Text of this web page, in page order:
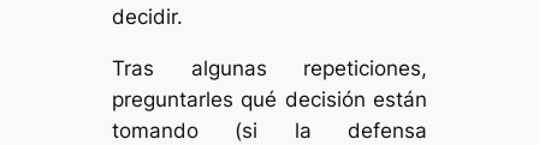
decidir.
Tras algunas repeticiones,
preguntarles qué decisión están
tomando (si la defensa